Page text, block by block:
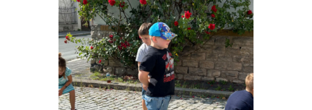
Grußwort direkt, um für den ehrenamtlichen
Feuerwehrdienst kräftig die Werbetrommel zu
rühren.